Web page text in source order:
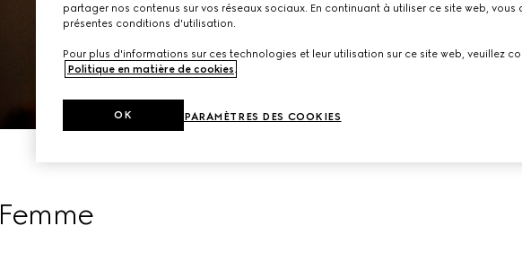
Femme
partager nos contenus sur vos réseaux sociaux. En continuant à utiliser ce site web, vous
présentes conditions d'utilisation.
Pour plus d'informations sur ces technologies et leur utilisation sur ce site web, veuillez
Politique en matière de cookies
PARAMÈTRES DES COOKIES
OK